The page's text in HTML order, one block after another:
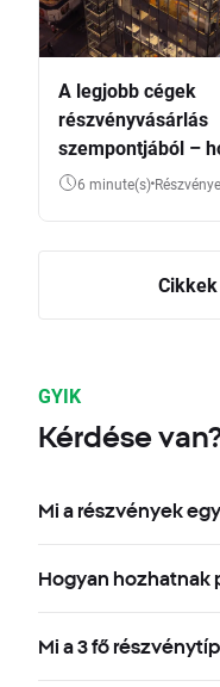
A legjobb cégek
részvényvásárlás
szempontjából –
válasszunk?
6 minute(s)
GYIK
Kérdése
Mi a részvények
Hogyan hozhatnak
Mi a 3 fő